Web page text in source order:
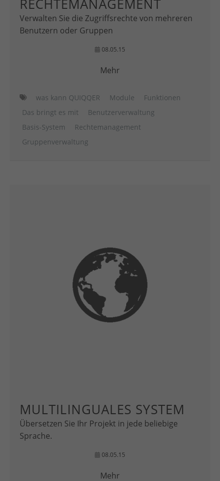
RECHTEMANAGEMENT
Verwalten Sie die Zugriffsrechte von mehreren
Benutzern oder Gruppen
08.05.15
Mehr
was kann QUIQQER Module
Funktionen
Das bringt es mit
Benutzerverwaltung
Basis-System
Rechtemanagement
Gruppenverwaltung
MULTILINGUALES SYSTEM
Übersetzen Sie Ihr Projekt in jede beliebige
Sprache.
08.05.15
Mehr